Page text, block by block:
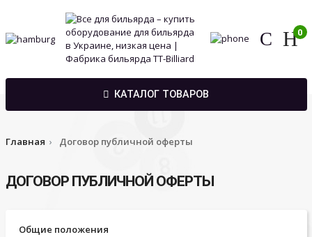
0
КАТАЛОГ ТОВАРОВ
Главная Договор публичной оферты
ДОГОВОР ПУБЛИЧНОЙ ОФЕРТЫ
Общие положения